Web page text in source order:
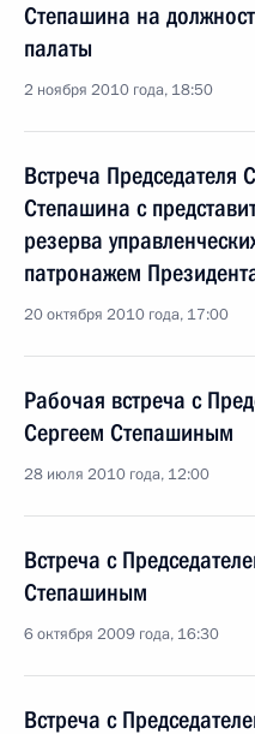
Степашина на
палаты
2 ноября 2010 года, 18:50
Встреча Председателя
Степашина с
резерва
патронажем
20 октября 2010 года, 17:00
Рабочая встреча с
Сергеем Степашиным
28 июля 2010 года, 12:00
Встреча с
Степашиным
6 октября 2009 года, 16:30
Встреча с